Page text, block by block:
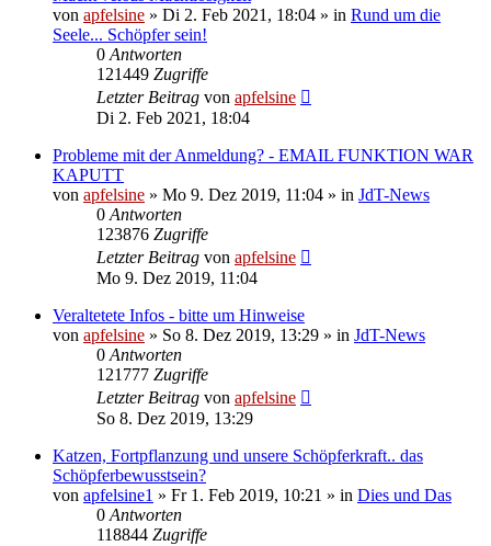
von apfelsine » Di 2. Feb 2021, 18:04 » in Rund um die
Seele... Schöpfer sein!
0Antworten
121449 Zugriffe
Letzter Beitrag von apfelsine
Di 2. Feb 2021, 18:04
Probleme mit der Anmeldung? - EMAIL FUNKTION WAR
KAPUTT
von apfelsine » Mo 9. Dez 2019, 11:04 » in JdT-News
0Antworten
123876 Zugriffe
Letzter Beitrag von apfelsine
Mo 9. Dez 2019, 11:04
Veraltetete Infos - bitte um Hinweise
von apfelsine » So 8. Dez 2019, 13:29 » in JdT-News
0Antworten
121777 Zugriffe
Letzter Beitrag von apfelsine
So 8. Dez 2019, 13:29
Katzen, Fortpflanzung und unsere Schöpferkraft.. das
Schöpferbewusstsein?
von apfelsine1 » Fr 1. Feb 2019, 10:21 » in Dies und Das
0Antworten
118844 Zugriffe